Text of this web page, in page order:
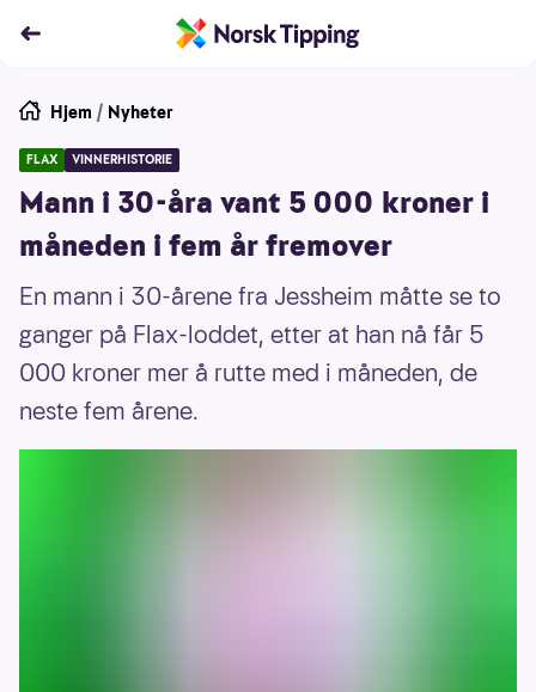
Hjem / Nyheter
FLAX VINNERHISTORIE
Mann i 30-åra vant 5 000 kroner i
måneden i fem år fremover
En mann i 30-årene fra Jessheim måtte se to
ganger på Flax-loddet, etter at han nå får 5
000 kroner mer å rutte med i måneden, de
neste fem årene.